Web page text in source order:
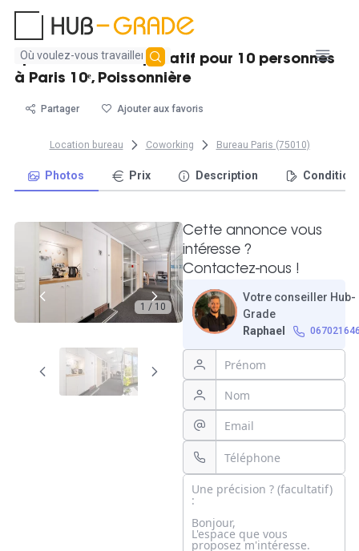
Aucun
résultat
Spacieux bureau privatif pour 10 personnes
à Paris 10ᵉ, Poissonnière
Partager Ajouter aux favoris
Location bureau Coworking Bureau Paris (75010)
Photos Prix Description
1 / 10
Cette annonce vous
intéresse ?
Contactez-nous !
Votre conseiller Hub-
Grade
Raphael